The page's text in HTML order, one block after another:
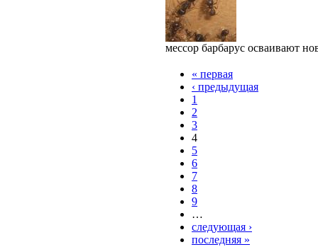
мессор барбарус осваивают
« первая
‹ предыдущая
1
2
3
4
5
6
7
8
9
…
следующая ›
последняя »